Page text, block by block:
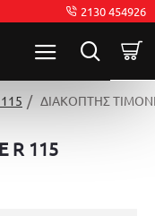
2130 454926
ΔΙΑΚΟΠΤΗΣ
R 115